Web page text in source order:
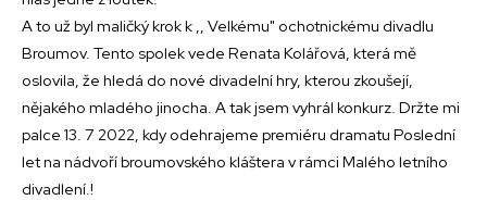
A to už byl maličký krok k ,, Velkému" ochotnickému divadlu
Broumov. Tento spolek vede Renata Kolářová, která mě
oslovila, že hledá do nové divadelní hry, kterou zkoušejí,
nějakého mladého jinocha. A tak jsem vyhrál konkurz. Držte mi
palce 13. 7 2022, kdy odehrajeme premiéru dramatu Poslední
let na nádvoří broumovského kláštera v rámci Malého letního
divadlení.!